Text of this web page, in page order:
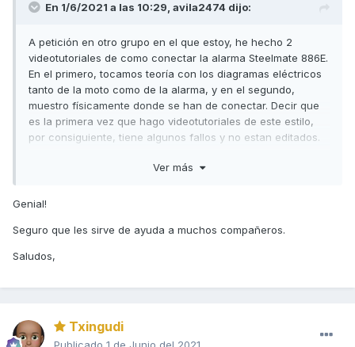
En 1/6/2021 a las 10:29, avila2474 dijo:
A petición en otro grupo en el que estoy, he hecho 2
videotutoriales de como conectar la alarma Steelmate 886E.
En el primero, tocamos teoría con los diagramas eléctricos
tanto de la moto como de la alarma, y en el segundo,
muestro físicamente donde se han de conectar. Decir que
es la primera vez que hago videotutoriales de este estilo,
por consiguiente, tiene algunos fallos y no estan editados.
Ver más
Genial!
Seguro que les sirve de ayuda a muchos compañeros.
Saludos,
Txingudi